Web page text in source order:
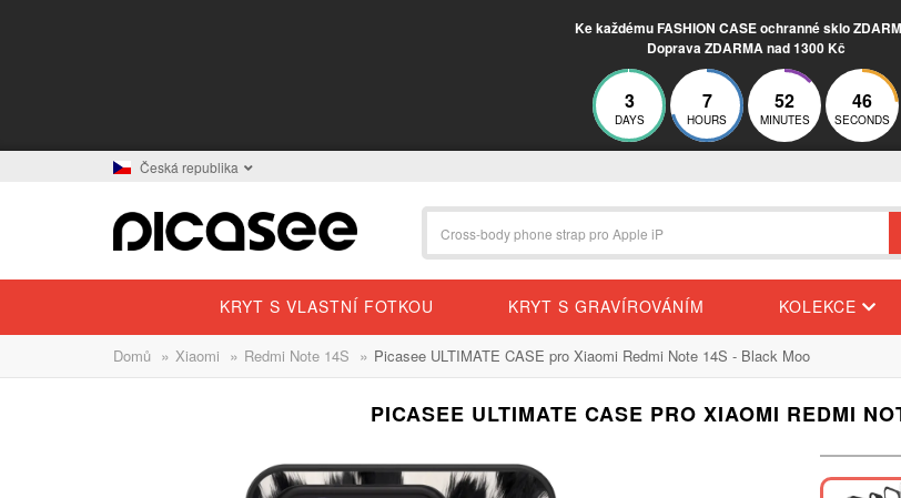
Ke každému FASHION CASE ochranné sklo
Doprava ZDARMA nad 1300 Kč
3
DAYS
7
HOURS
52
MINUTES
45
SECONDS
Česká republika
KRYT S VLASTNÍ FOTKOU KRYT S GRAVÍROVÁNÍM KOLEKCE
Domů » Xiaomi » Redmi Note 14S » Picasee ULTIMATE CASE pro Xiaomi Redmi Note 14S - Black Moo
PICASEE ULTIMATE CASE PRO XIAOMI REDMI